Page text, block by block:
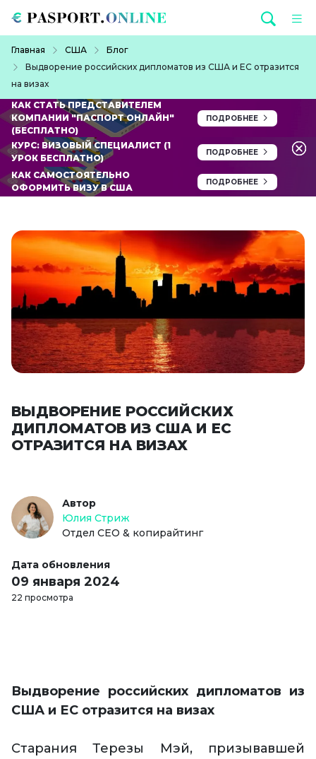
Главная США
Блог
Выдворение российских дипломатов из США и ЕС отразится
на визах
КАК СТАТЬ ПРЕДСТАВИТЕЛЕМ
КОМПАНИИ "ПАСПОРТ ОНЛАЙН"
(БЕСПЛАТНО)
ПОДРОБНЕЕ
КУРС: ВИЗОВЫЙ СПЕЦИАЛИСТ (1
УРОК БЕСПЛАТНО)
ПОДРОБНЕЕ
КАК САМОСТОЯТЕЛЬНО
ОФОРМИТЬ ВИЗУ В США
ПОДРОБНЕЕ
ВЫДВОРЕНИЕ РОССИЙСКИХ
ДИПЛОМАТОВ ИЗ США И ЕС
ОТРАЗИТСЯ НА ВИЗАХ
Автор
Юлия Стриж
Отдел СЕО & копирайтинг
Дата обновления
09 января 2024
22 просмотра
Выдворение российских дипломатов из
США и ЕС отразится на визах
Cтарания Терезы Мэй, призывавшей